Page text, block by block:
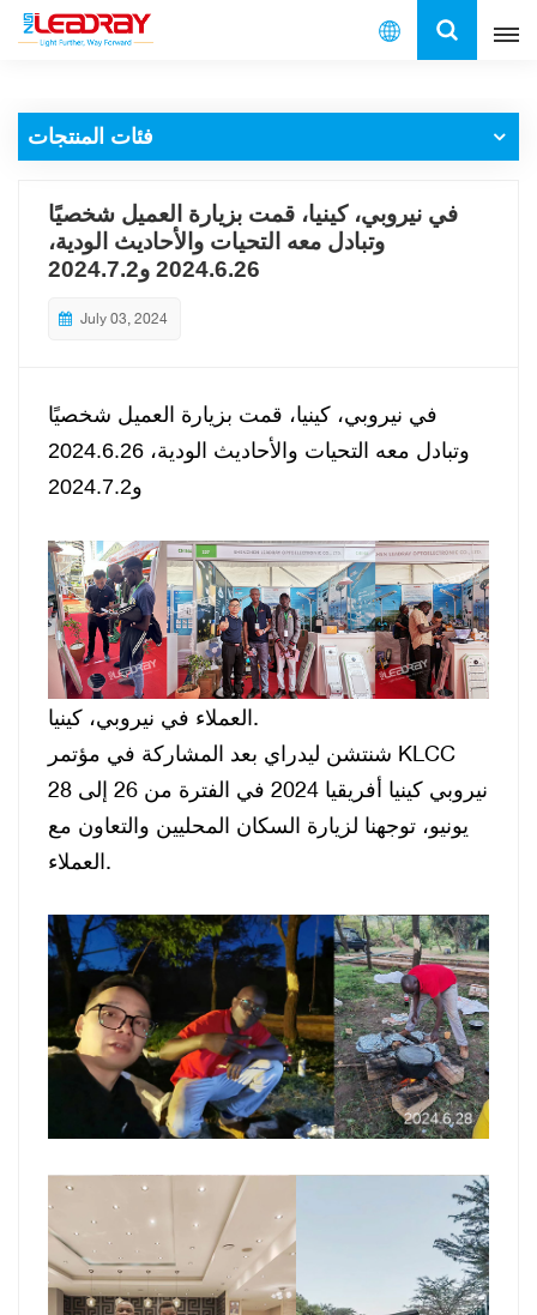
العربية
français
فئات المنتجات
في نيروبي، كينيا، قمت بزيارة العميل شخصيًا
وتبادل معه التحيات والأحاديث الودية،
2024.6.26 و2024.7.2
July 03, 2024
في نيروبي، كينيا، قمت بزيارة العميل شخصيًا
وتبادل معه التحيات والأحاديث الودية، 2024.6.26
و2024.7.2
العملاء في نيروبي، كينيا.
شنتشن ليدراي بعد المشاركة في مؤتمر KLCC
نيروبي كينيا أفريقيا 2024 في الفترة من 26 إلى 28
يونيو، توجهنا لزيارة السكان المحليين والتعاون مع
العملاء.